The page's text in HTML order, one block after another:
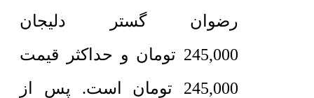
رضوان گستر دلیجان
245,000 تومان و حداکثر قیمت
245,000
تومان است. پس از